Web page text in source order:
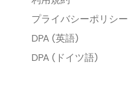
プライバシーポリシー
DPA (英語)
DPA (ドイツ語)